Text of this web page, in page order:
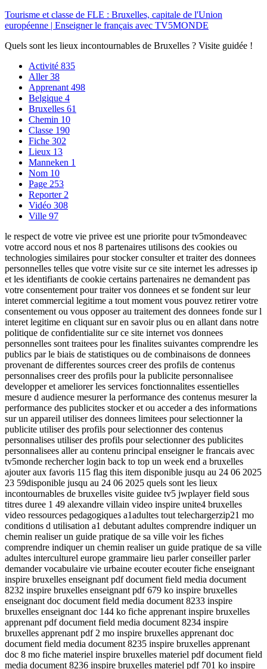
Tourisme et classe de FLE : Bruxelles, capitale de l'Union
européenne | Enseigner le français avec TV5MONDE
Quels sont les lieux incontournables de Bruxelles ? Visite guidée !
Activité 835
Aller38
Apprenant 498
Belgique 4
Bruxelles 61
Chemin 10
Classe 190
Fiche 302
Lieux 13
Manneken 1
Nom 10
Page 253
Reporter 2
Vidéo 308
Ville 97
le respect de votre vie privee est une priorite pour tv5mondeavec
votre accord nous et nos 8 partenaires utilisons des cookies ou
technologies similaires pour stocker consulter et traiter des donnees
personnelles telles que votre visite sur ce site internet les adresses ip
et les identifiants de cookie certains partenaires ne demandent pas
votre consentement pour traiter vos donnees et se fondent sur leur
interet commercial legitime a tout moment vous pouvez retirer votre
consentement ou vous opposer au traitement des donnees fonde sur l
interet legitime en cliquant sur en savoir plus ou en allant dans notre
politique de confidentialite sur ce site internet vos donnees
personnelles sont traitees pour les finalites suivantes comprendre les
publics par le biais de statistiques ou de combinaisons de donnees
provenant de differentes sources creer des profils de contenus
personnalises creer des profils pour la publicite personnalisee
developper et ameliorer les services fonctionnalites essentielles
mesure d audience mesurer la performance des contenus mesurer la
performance des publicites stocker et ou acceder a des informations
sur un appareil utiliser des donnees limitees pour selectionner la
publicite utiliser des profils pour selectionner des contenus
personnalises utiliser des profils pour selectionner des publicites
personnalisees aller au contenu principal enseigner le francais avec
tv5monde rechercher login back to top un week end a bruxelles
ajouter aux favoris 115 flag this item disponible jusqu au 24 06 2025
23 59disponible jusqu au 24 06 2025 quels sont les lieux
incontournables de bruxelles visite guidee tv5 jwplayer field sous
titres duree 1 49 alexandre villain video inspire unite4 bruxelles
video ressources pedagogiques a1adultes tout telechargerzip21 mo
conditions d utilisation a1 debutant adultes comprendre indiquer un
chemin realiser un guide pratique de sa ville voir les fiches
comprendre indiquer un chemin realiser un guide pratique de sa ville
adultes interculturel europe grammaire lieu parler conseiller parler
demander vocabulaire vie urbaine ecouter ecouter fiche enseignant
inspire bruxelles enseignant pdf document field media document
8232 inspire bruxelles enseignant pdf 679 ko inspire bruxelles
enseignant doc document field media document 8233 inspire
bruxelles enseignant doc 144 ko fiche apprenant inspire bruxelles
apprenant pdf document field media document 8234 inspire
bruxelles apprenant pdf 2 mo inspire bruxelles apprenant doc
document field media document 8235 inspire bruxelles apprenant
doc 8 mo fiche materiel inspire bruxelles materiel pdf document field
media document 8236 inspire bruxelles materiel pdf 701 ko inspire